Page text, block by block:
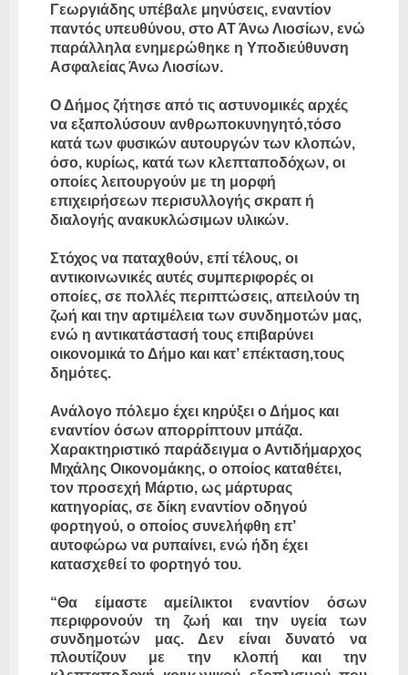
Γεωργιάδης υπέβαλε μηνύσεις, εναντίον
παντός υπευθύνου, στο ΑΤ Άνω Λιοσίων, ενώ
παράλληλα ενημερώθηκε η Υποδιεύθυνση
Ασφαλείας Άνω Λιοσίων.
Ο Δήμος ζήτησε από τις αστυνομικές αρχές
να εξαπολύσουν ανθρωποκυνηγητό,τόσο
κατά των φυσικών αυτουργών των κλοπών,
όσο, κυρίως, κατά των κλεπταποδόχων, οι
οποίες λειτουργούν με τη μορφή
επιχειρήσεων περισυλλογής σκραπ ή
διαλογής ανακυκλώσιμων υλικών.
Στόχος να παταχθούν, επί τέλους, οι
αντικοινωνικές αυτές συμπεριφορές οι
οποίες, σε πολλές περιπτώσεις, απειλούν τη
ζωή και την αρτιμέλεια των συνδημοτών μας,
ενώ η αντικατάστασή τους επιβαρύνει
οικονομικά το Δήμο και κατ’ επέκταση,τους
δημότες.
Ανάλογο πόλεμο έχει κηρύξει ο Δήμος και
εναντίον όσων απορρίπτουν μπάζα.
Χαρακτηριστικό παράδειγμα ο Αντιδήμαρχος
Μιχάλης Οικονομάκης, ο οποίος καταθέτει,
τον προσεχή Μάρτιο, ως μάρτυρας
κατηγορίας, σε δίκη εναντίον οδηγού
φορτηγού, ο οποίος συνελήφθη επ’
αυτοφώρω να ρυπαίνει, ενώ ήδη έχει
κατασχεθεί το φορτηγό του.
“Θα είμαστε αμείλικτοι εναντίον όσων
περιφρονούν τη ζωή και την υγεία των
συνδημοτών μας. Δεν είναι δυνατό να
πλουτίζουν με την κλοπή και την